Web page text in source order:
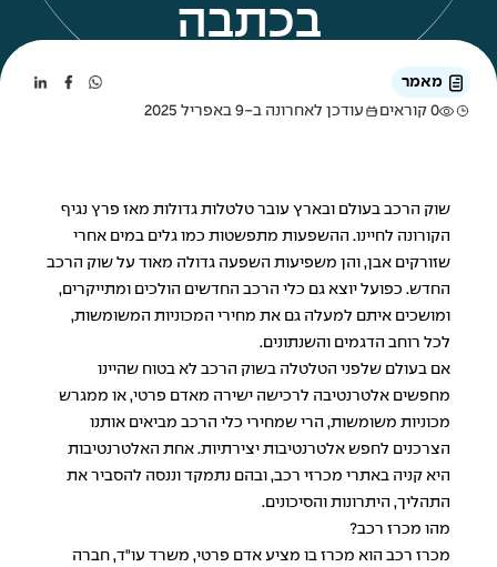
בכתבה
מאמר
0 קוראים
עודכן לאחרונה ב-9 באפריל 2025
שוק הרכב בעולם ובארץ עובר טלטלות גדולות מאז פרץ נגיף
הקורונה לחיינו. ההשפעות מתפשטות כמו גלים במים אחרי
שזורקים אבן, והן משפיעות השפעה גדולה מאוד על שוק הרכב
החדש. כפועל יוצא גם כלי הרכב החדשים הולכים ומתייקרים,
ומושכים איתם למעלה גם את מחירי המכוניות המשומשות,
לכל רוחב הדגמים והשנתונים.
אם בעולם שלפני הטלטלה בשוק הרכב לא בטוח שהיינו
מחפשים אלטרנטיבה לרכישה ישירה מאדם פרטי, או ממגרש
מכוניות משומשות, הרי שמחירי כלי הרכב מביאים אותנו
הצרכנים לחפש אלטרנטיבות יצירתיות. אחת האלטרנטיבות
היא קניה באתרי מכרזי רכב, ובהם נתמקד וננסה להסביר את
התהליך, היתרונות והסיכונים.
מהו מכרז רכב?
מכרז רכב הוא מכרז בו מציע אדם פרטי, משרד עו"ד, חברה